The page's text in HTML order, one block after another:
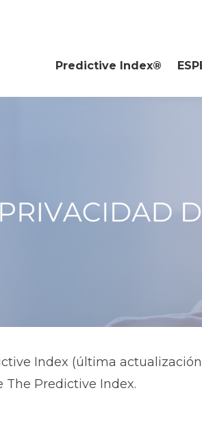
Predictive Index®
Index (última
The Predictive Index.